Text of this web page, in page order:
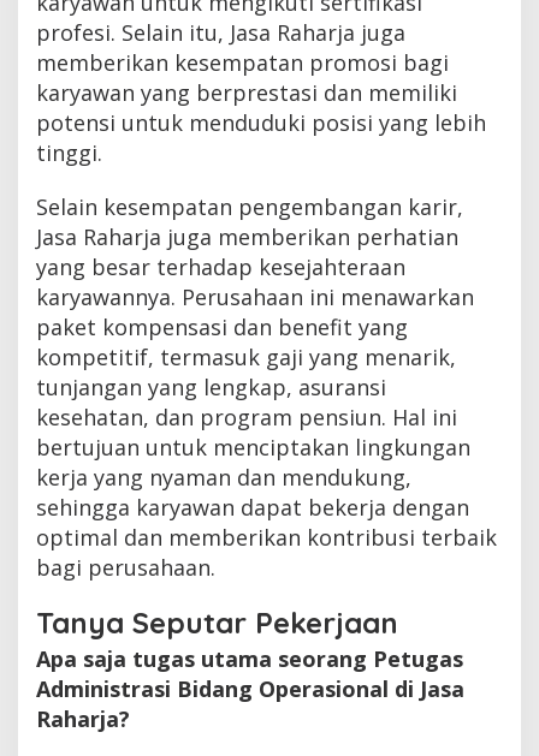
profesi. Selain itu, Jasa Raharja juga
memberikan kesempatan promosi bagi
karyawan yang berprestasi dan memiliki
potensi untuk menduduki posisi yang lebih
tinggi.
Selain kesempatan pengembangan karir,
Jasa Raharja juga memberikan perhatian
yang besar terhadap kesejahteraan
karyawannya. Perusahaan ini menawarkan
paket kompensasi dan benefit yang
kompetitif, termasuk gaji yang menarik,
tunjangan yang lengkap, asuransi
kesehatan, dan program pensiun. Hal ini
bertujuan untuk menciptakan lingkungan
kerja yang nyaman dan mendukung,
sehingga karyawan dapat bekerja dengan
optimal dan memberikan kontribusi terbaik
bagi perusahaan.
Tanya Seputar Pekerjaan
Apa saja tugas utama seorang Petugas
Administrasi Bidang Operasional di Jasa
Raharja?